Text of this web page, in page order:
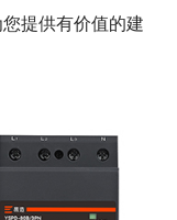
提供有价值的建